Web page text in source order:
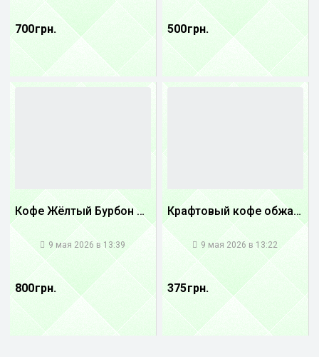
700 грн. 500 грн.
Кофе Жёлтый Бурбон Бразилия
9 мая 2026 в 13:39
800 грн.
Крафтовый кофе обжареный купаж арабики 5...
9 мая 2026 в 13:22
375 грн.